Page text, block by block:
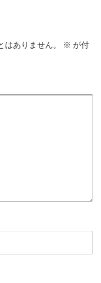
はありません。 ※ が付